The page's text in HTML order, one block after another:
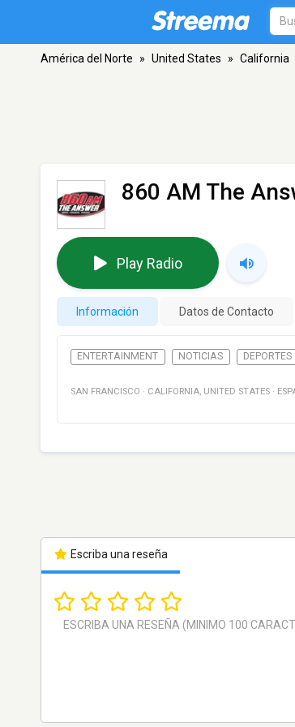
América del Norte » United States » California
860 AM The
Play Radio
Información Datos de Contacto
ENTERTAINMENT NOTICIAS DEPORTES
SAN FRANCISCO · CALIFORNIA, UNITED STATES ·
Escriba una reseña